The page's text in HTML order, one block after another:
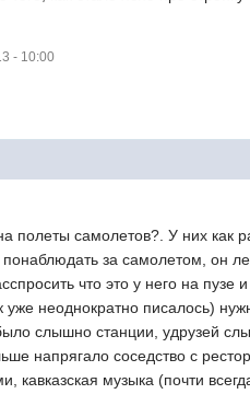
- 10:00
полеты самолетов?. У них как
за самолетом, он
что это у него на
уже неоднократно писалось)
слышно станции, удрузей
напрягало соседство с
кавказская музыка (почти